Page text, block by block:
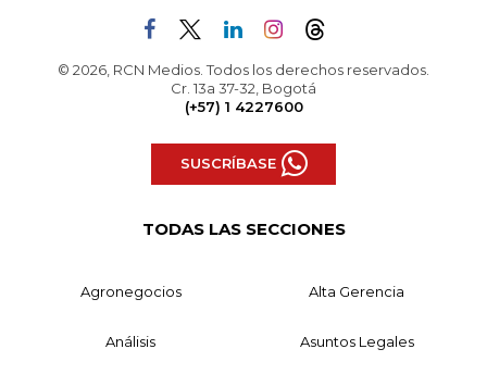
© 2026, RCN Medios. Todos los derechos reservados.
Cr. 13a 37-32, Bogotá
(+57) 1 4227600
SUSCRÍBASE
TODAS LAS SECCIONES
Agronegocios Alta Gerencia
Análisis Asuntos Legales